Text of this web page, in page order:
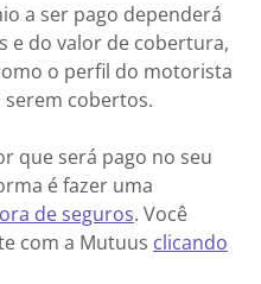
a ser pago dependerá
e do valor de cobertura,
o perfil do motorista
serem cobertos.
que será pago no seu
é fazer uma
de seguros. Você
com a Mutuus clicando